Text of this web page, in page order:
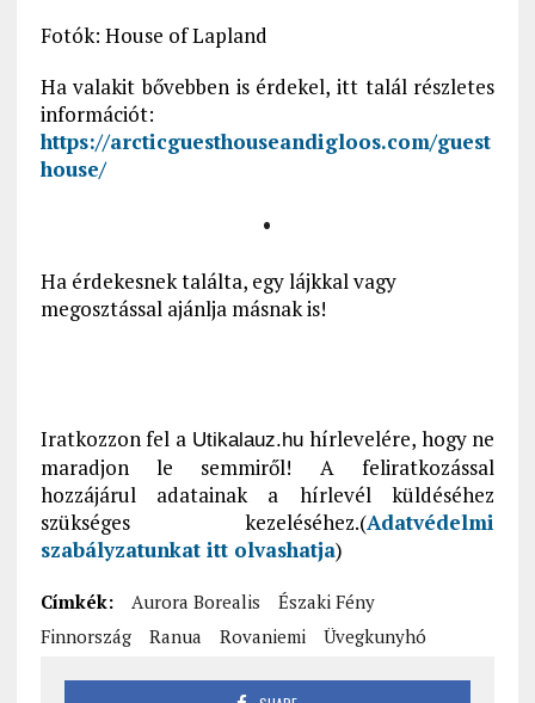
Fotók: House of Lapland
Ha valakit bővebben is érdekel, itt talál részletes
információt:
https://arcticguesthouseandigloos.com/guest
house/
•
Ha érdekesnek találta, egy lájkkal vagy
megosztással ajánlja másnak is!
Iratkozzon fel a Utikalauz.hu hírlevelére, hogy ne
maradjon le semmiről! A feliratkozással
hozzájárul adatainak a hírlevél küldéséhez
szükséges kezeléséhez.(Adatvédelmi
szabályzatunkat itt olvashatja)
Címkék: Aurora Borealis
Északi Fény
Finnország
Ranua Rovaniemi Üvegkunyhó